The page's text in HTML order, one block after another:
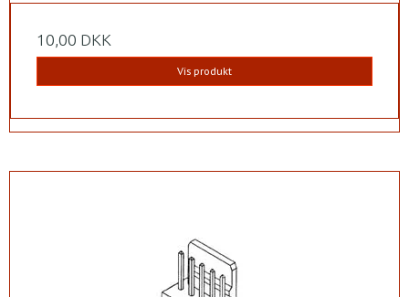
10,00 DKK
Vis produkt